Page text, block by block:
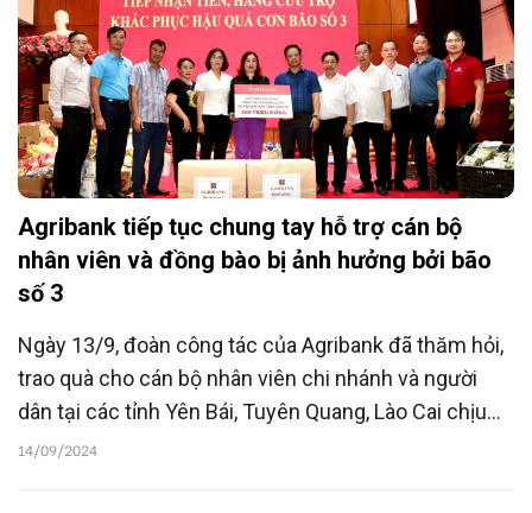
Agribank tiếp tục chung tay hỗ trợ cán bộ
nhân viên và đồng bào bị ảnh hưởng bởi bão
số 3
Ngày 13/9, đoàn công tác của Agribank đã thăm hỏi,
trao quà cho cán bộ nhân viên chi nhánh và người
dân tại các tỉnh Yên Bái, Tuyên Quang, Lào Cai chịu
ảnh hưởng nặng nề bởi hoàn lưu bão số 3.
14/09/2024